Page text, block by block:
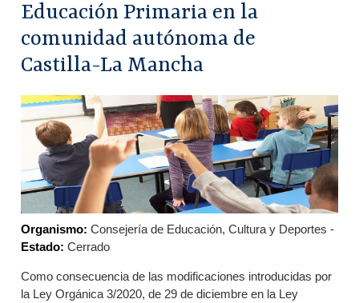
Educación Primaria en la
comunidad autónoma de
Castilla-La Mancha
Organismo: Consejería de Educación, Cultura y Deportes -
Estado: Cerrado
Como consecuencia de las modificaciones introducidas por
la Ley Orgánica 3/2020, de 29 de diciembre en la Ley